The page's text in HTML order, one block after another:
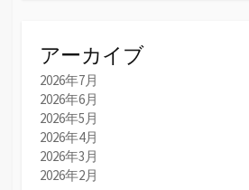
アーカイブ
2026年7月
2026年6月
2026年5月
2026年4月
2026年3月
2026年2月